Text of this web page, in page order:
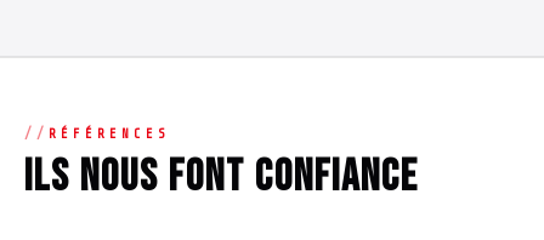
RÉFÉRENCES
Ils nous font confiance